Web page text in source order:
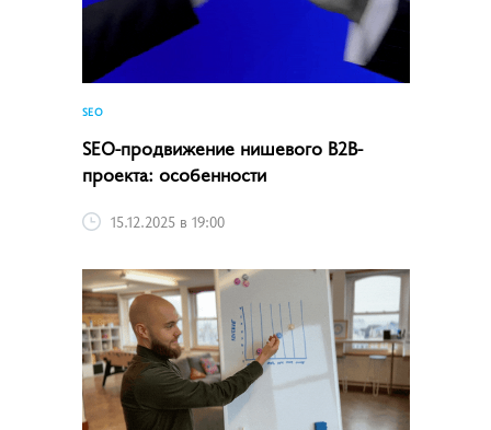
SEO
SEO-продвижение нишевого B2B-
проекта: особенности
15.12.2025 в 19:00